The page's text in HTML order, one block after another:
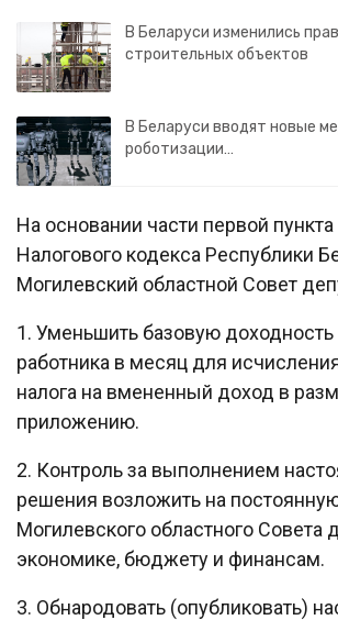
В Беларуси изменились
строительных объектов
В Беларуси вводят новые
роботизации…
На основании части первой пункта
Налогового кодекса Республики
Могилевский областной Совет
1. Уменьшить базовую доходность
работника в месяц для
налога на вмененный доход в
приложению.
2. Контроль за выполнением
решения возложить на
Могилевского областного Совета
экономике, бюджету и финансам.
3. Обнародовать (опубликовать)